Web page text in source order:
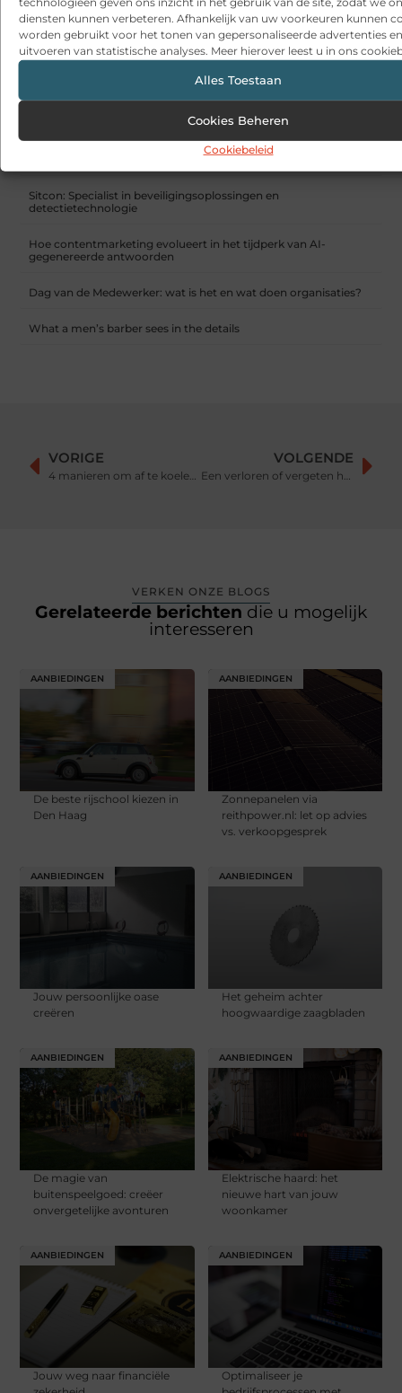
diensten kunnen verbeteren. Afhankelijk van uw voorkeuren kunnen
worden gebruikt voor het tonen van gepersonaliseerde advertenties
uitvoeren van statistische analyses. Meer hierover leest u in ons
Alles Toestaan
Cookies Beheren
Cookiebeleid
RECENTE BERICHTEN
Snelle sfeerverbetering met accessoires die altijd passen
Een deur die open blijft zonder gedoe
Sitcon: Specialist in beveiligingsoplossingen en
detectietechnologie
Hoe contentmarketing evolueert in het tijdperk van AI-
gegenereerde antwoorden
Dag van de Medewerker: wat is het en wat doen organisaties?
What a men’s barber sees in the details
VORIGE
4 manieren om af te koelen in de hete zomer
VOLGENDE
Een verloren of vergeten huissleutel snel en gemakkelijk terugvinden
VERKEN ONZE BLOGS
Gerelateerde berichten die u mogelijk
interesseren
AANBIEDINGEN
De beste rijschool kiezen in
Den Haag
AANBIEDINGEN
Zonnepanelen via
reithpower.nl: let op advies
vs. verkoopgesprek
AANBIEDINGEN
Jouw persoonlijke oase
creëren
AANBIEDINGEN
Het geheim achter
hoogwaardige zaagbladen
AANBIEDINGEN
De magie van
buitenspeelgoed: creëer
onvergetelijke avonturen
AANBIEDINGEN
Elektrische haard: het
nieuwe hart van jouw
woonkamer
AANBIEDINGEN
Jouw weg naar financiële
AANBIEDINGEN
Optimaliseer je